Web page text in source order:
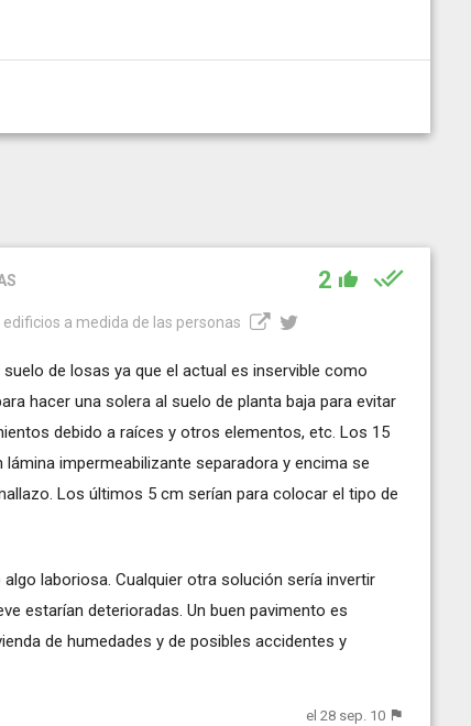
2
edificios a medida de las personas
de losas ya que el actual es inservible como
hacer una solera al suelo de planta baja para evitar
debido a raíces y otros elementos, etc. Los 15
impermeabilizante separadora y encima se
Los últimos 5 cm serían para colocar el tipo de
laboriosa. Cualquier otra solución sería invertir
estarían deterioradas. Un buen pavimento es
de humedades y de posibles accidentes y
el 28 sep. 10